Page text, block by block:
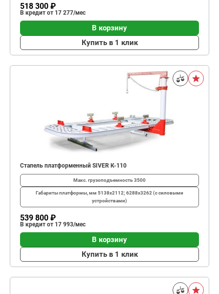
518 300 ₽
В кредит от 17 277/мес
В корзину
Купить в 1 клик
Стапель платформенный SIVER К-110
Макс. грузоподъемность3500
Габариты платформы, мм 5138х2112; 6288х3262 (с силовыми
устройствами)
539 800 ₽
В кредит от 17 993/мес
В корзину
Купить в 1 клик